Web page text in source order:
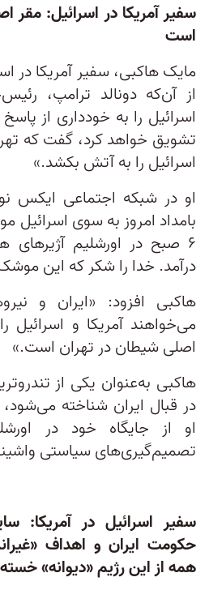
سفیر آمریکا در اسرائیل: مقر
است
مایک هاکبی، سفیر آمریکا
از آن‌که دونالد ترامپ،
اسرائیل را به خودداری از
تشویق خواهد کرد، گفت که
اسرائیل را به آتش بکشد.»
او در شبکه اجتماعی ایکس
بامداد امروز به سوی
۶ صبح در اورشلیم
درآمد. خدا را شکر که این
هاکبی افزود: «ایران و
می‌خواهند آمریکا و
اصلی شیطان در تهران است.»
هاکبی به‌عنوان یکی از
در قبال ایران شناخته
او از جایگاه خود در
تصمیم‌گیری‌های سیاستی
سفیر اسرائیل در آمریکا:
حکومت ایران و اهداف
همه از این رژیم «دیوانه»